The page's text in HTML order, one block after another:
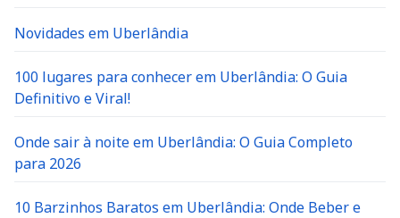
Novidades em Uberlândia
100 lugares para conhecer em Uberlândia: O Guia
Definitivo e Viral!
Onde sair à noite em Uberlândia: O Guia Completo
para 2026
10 Barzinhos Baratos em Uberlândia: Onde Beber e